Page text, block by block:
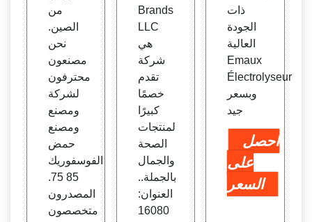
من
الصين.
نحن
مصنعون
محترفون
لشركة
ومصنع
ومصنع
حمض
الفوسفوريك
85 75.
المصدرون
متخصصون
Brands
LLC
هي
شركة
تقدم
خصمًا
كبيرًا
لمنتجات
الصحة
والجمال
بالجملة..
العنوان:
16080
ذات
الجودة
العالية
Emaux
Électrolyseur
وبسعر
جيد
احصل
على
السعر